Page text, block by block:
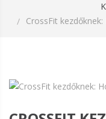
CrossFit